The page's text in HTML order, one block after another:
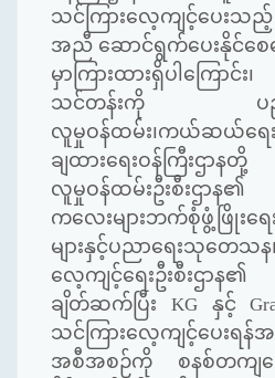
သင်ကြားလေ့ကျင့်ပေးသ
အညီ ဆောင်ရွက်ပေးနိုင်စ
မှာကြားထားရှိပါကြေ
သင်တန်းကို ပညာရေ
လူမှုဝန်ထမ်း၊ကယ်ဆယ်ရေး
ချထားရေးဝန်ကြီးဌာ
လူမှုဝန်ထမ်းဦးစီးဌာန
ကလေးများဘက်စုံဖွံ့ဖြိုး
များနှင့်ပညာရေးသုတ
လေ့ကျင့်ရေးဦးစီးဌာန၏
ချိတ်ဆက်ပြီး KG နှင့်
သင်ကြားလေ့ကျင့်ပေ
အစီအစဉ်ကို စနစ်တကျရေး